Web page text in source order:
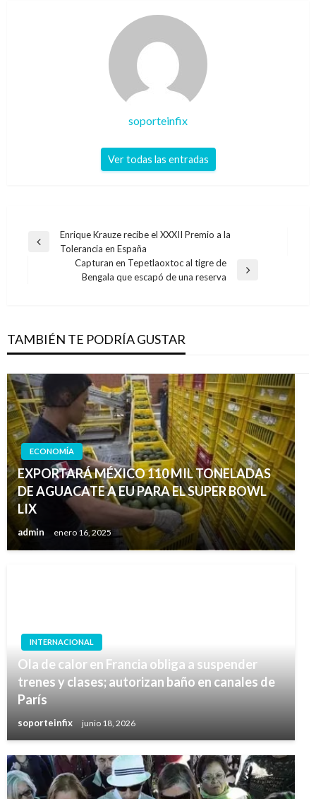
soporteinfix
Ver todas las entradas
Navegación
entradas
Entrada
Enrique Krauze recibe el XXXII Premio a la
Tolerancia en España
Capturan en Tepetlaoxtoc al tigre de
Bengala que escapó de una reserva
TAMBIÉN TE PODRÍA GUSTAR
ECONOMÍA
EXPORTARÁ MÉXICO 110 MIL TONELADAS
DE AGUACATE A EU PARA EL SUPER BOWL
LIX
admin enero 16, 2025
INTERNACIONAL
Ola de calor en Francia obliga a suspender
trenes y clases; autorizan baño en canales de
París
soporteinfix junio 18, 2026